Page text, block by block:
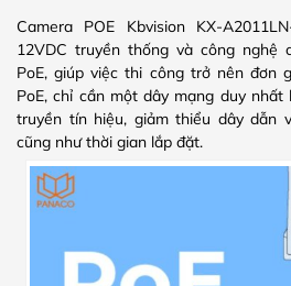
Camera POE Kbvision KX-
12VDC truyền thống và công nghệ
PoE, giúp việc thi công trở nên đơn
PoE, chỉ cần một dây mạng duy
truyền tín hiệu, giảm thiểu dây dẫn
cũng như thời gian lắp đặt.